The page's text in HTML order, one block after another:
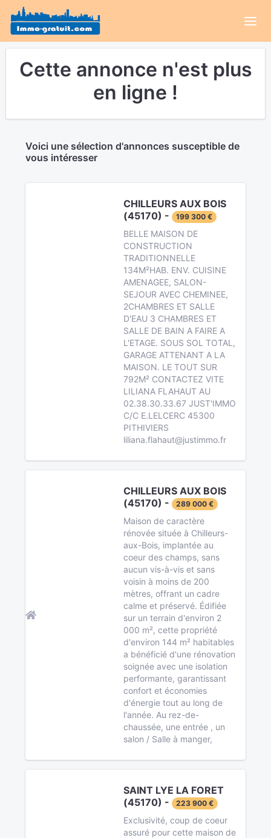
Cette annonce n'est plus
en ligne !
Voici une sélection d'annonces susceptible de
vous intéresser
CHILLEURS AUX BOIS
(45170) -
199 300 €
BELLE MAISON DE
CONSTRUCTION
TRADITIONNELLE
134M²HAB. ENV. CUISINE
AMENAGEE, SALON-
SEJOUR AVEC CHEMINEE,
2CHAMBRES ET SALLE
D'EAU 3 CHAMBRES ET
SALLE DE BAIN A FAIRE A
L'ETAGE. SOUS SOL TOTAL,
GARAGE ATTENANT A LA
MAISON. LE TOUT SUR
792M² CONTACTEZ VITE
LILIANA FLAHAUT AU
02.38.30.33.67 JUST'IMMO
C/C E.LELCERC 45300
PITHIVIERS
liliana.flahaut@justimmo.fr
CHILLEURS AUX BOIS
(45170) -
289 000 €
Maison de caractère
rénovée située à Chilleurs-
aux-Bois, implantée au
coeur des champs, sans
aucun vis-à-vis et sans
voisin à moins de 200
mètres, offrant un cadre
calme et préservé. Édifiée
sur un terrain d'environ 2
000 m², cette propriété
d'environ 144 m² habitables
a bénéficié d'une rénovation
soignée avec une isolation
performante, garantissant
confort et économies
d'énergie tout au long de
l'année. Au rez-de-
chaussée, une entrée , un
salon / Salle à manger,
SAINT LYE LA FORET
(45170) -
223 900 €
Exclusivité, coup de coeur
assuré pour cette maison de